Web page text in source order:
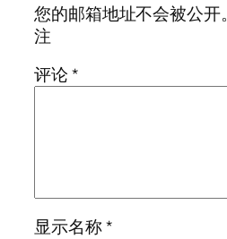
您的邮箱地址不会被公开。
注
评论*
显示名称*